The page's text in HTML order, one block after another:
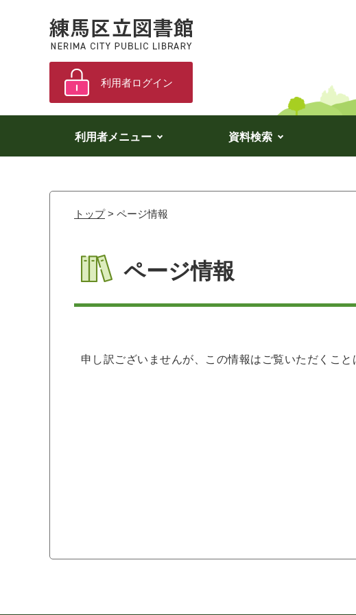
利用者ログイン
利用者メニュー 資料検索
トップ> ページ情報
ページ情報
申し訳ございませんが、この情報はご覧いただくこと